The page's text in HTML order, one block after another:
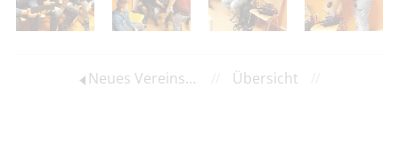
Neues Vereinsmitglied Berndt Schiefelbein Übersicht